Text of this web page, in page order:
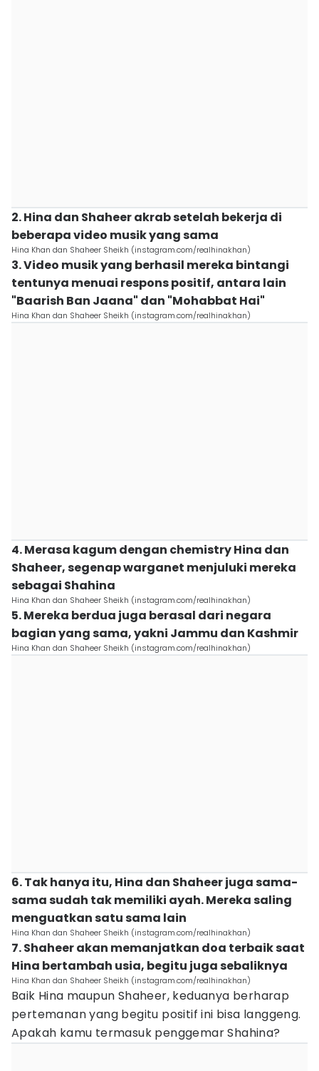
2. Hina dan Shaheer akrab setelah bekerja di
beberapa video musik yang sama
Hina Khan dan Shaheer Sheikh (instagram.com/realhinakhan)
3. Video musik yang berhasil mereka bintangi
tentunya menuai respons positif, antara lain
"Baarish Ban Jaana" dan "Mohabbat Hai"
Hina Khan dan Shaheer Sheikh (instagram.com/realhinakhan)
4. Merasa kagum dengan chemistry Hina dan
Shaheer, segenap warganet menjuluki mereka
sebagai Shahina
Hina Khan dan Shaheer Sheikh (instagram.com/realhinakhan)
5. Mereka berdua juga berasal dari negara
bagian yang sama, yakni Jammu dan Kashmir
Hina Khan dan Shaheer Sheikh (instagram.com/realhinakhan)
6. Tak hanya itu, Hina dan Shaheer juga sama-
sama sudah tak memiliki ayah. Mereka saling
menguatkan satu sama lain
Hina Khan dan Shaheer Sheikh (instagram.com/realhinakhan)
7. Shaheer akan memanjatkan doa terbaik saat
Hina bertambah usia, begitu juga sebaliknya
Hina Khan dan Shaheer Sheikh (instagram.com/realhinakhan)
Baik Hina maupun Shaheer, keduanya berharap
pertemanan yang begitu positif ini bisa langgeng.
Apakah kamu termasuk penggemar Shahina?